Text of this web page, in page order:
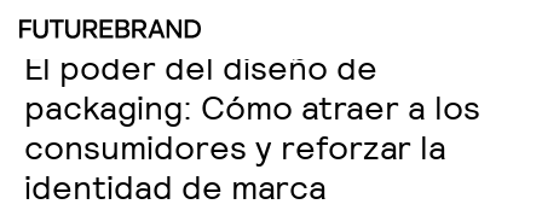
El poder del diseño de
packaging: Cómo atraer a los
consumidores y reforzar la
identidad de marca